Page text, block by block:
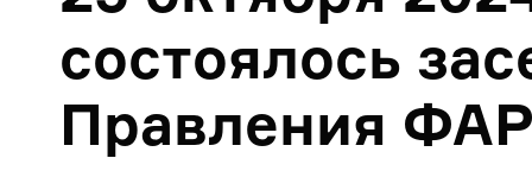
состоялось
Правления